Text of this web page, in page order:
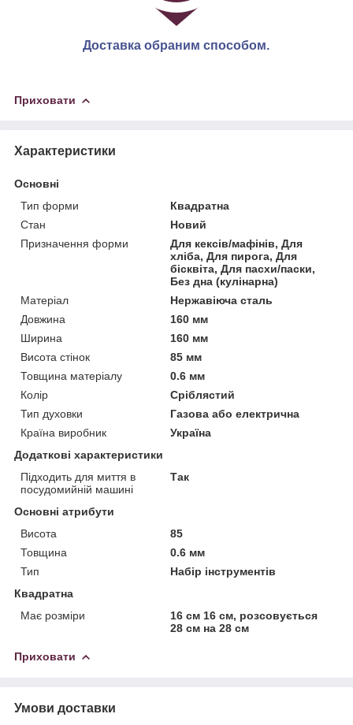
Доставка обраним способом.
Приховати
Характеристики
Основні
Тип форми
Квадратна
Стан
Новий
Призначення форми
Для кексів/мафінів, Для
хліба, Для пирога, Для
бісквіта, Для пасхи/паски,
Без дна (кулінарна)
Матеріал
Нержавіюча сталь
Довжина
160 мм
Ширина
160 мм
Висота стінок
85 мм
Товщина матеріалу
0.6 мм
Колір
Сріблястий
Тип духовки
Газова або електрична
Країна виробник
Україна
Додаткові характеристики
Підходить для миття в
посудомийній машині
Так
Основні атрибути
Висота
85
Товщина
0.6 мм
Тип
Набір інструментів
Квадратна
Має розміри
16 см 16 см, розсовується
28 см на 28 см
Приховати
Умови доставки